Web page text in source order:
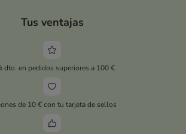
Tus ventajas
dto. en pedidos superiores a 100 €
de 10 € con tu tarjeta de sellos